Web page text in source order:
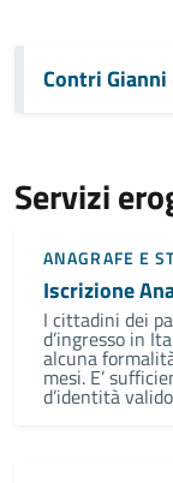
Contri Gianni
Servizi
ANAGRAFE E
Iscrizione
I cittadini dei
d’ingresso in
alcuna
mesi. E’
d’identità